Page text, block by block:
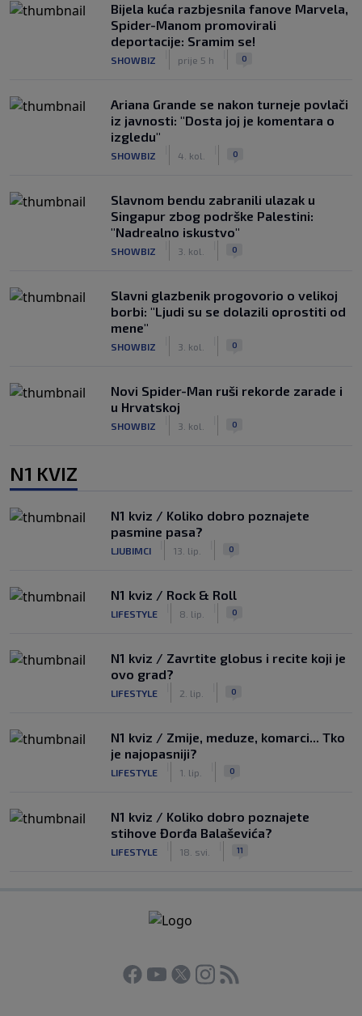
Bijela kuća razbjesnila fanove Marvela,
Spider-Manom promovirali
deportacije: Sramim se!
SHOWBIZ prije 5 h 0
Ariana Grande se nakon turneje povlači
iz javnosti: "Dosta joj je komentara o
izgledu"
SHOWBIZ 4. kol. 0
Slavnom bendu zabranili ulazak u
Singapur zbog podrške Palestini:
"Nadrealno iskustvo"
SHOWBIZ 3. kol. 0
Slavni glazbenik progovorio o velikoj
borbi: "Ljudi su se dolazili oprostiti od
mene"
SHOWBIZ 3. kol. 0
Novi Spider-Man ruši rekorde zarade i
u Hrvatskoj
SHOWBIZ 3. kol. 0
N1 KVIZ
N1 kviz / Koliko dobro poznajete
pasmine pasa?
LJUBIMCI 13. lip. 0
N1 kviz / Rock & Roll
LIFESTYLE 8. lip. 0
N1 kviz / Zavrtite globus i recite koji je
ovo grad?
LIFESTYLE 2. lip. 0
N1 kviz / Zmije, meduze, komarci... Tko
je najopasniji?
LIFESTYLE 1. lip. 0
N1 kviz / Koliko dobro poznajete
stihove Đorđa Balaševića?
LIFESTYLE 18. svi. 11